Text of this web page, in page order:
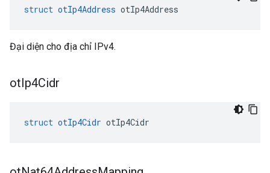
struct otIp4Address otIp4Address
Đại diện cho địa chỉ IPv4.
otIp4Cidr
struct otIp4Cidr otIp4Cidr